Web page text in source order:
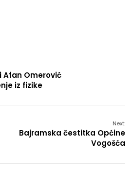
Afan Omerović
iz fizike
Next:
Bajramska čestitka Općine
Vogošća